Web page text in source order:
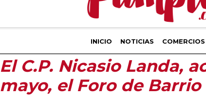
INICIO NOTICIAS COMERCIOS
El C.P. Nicasio Landa,
mayo, el Foro de